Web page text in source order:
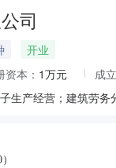
司
开业
资本： 1万元
成